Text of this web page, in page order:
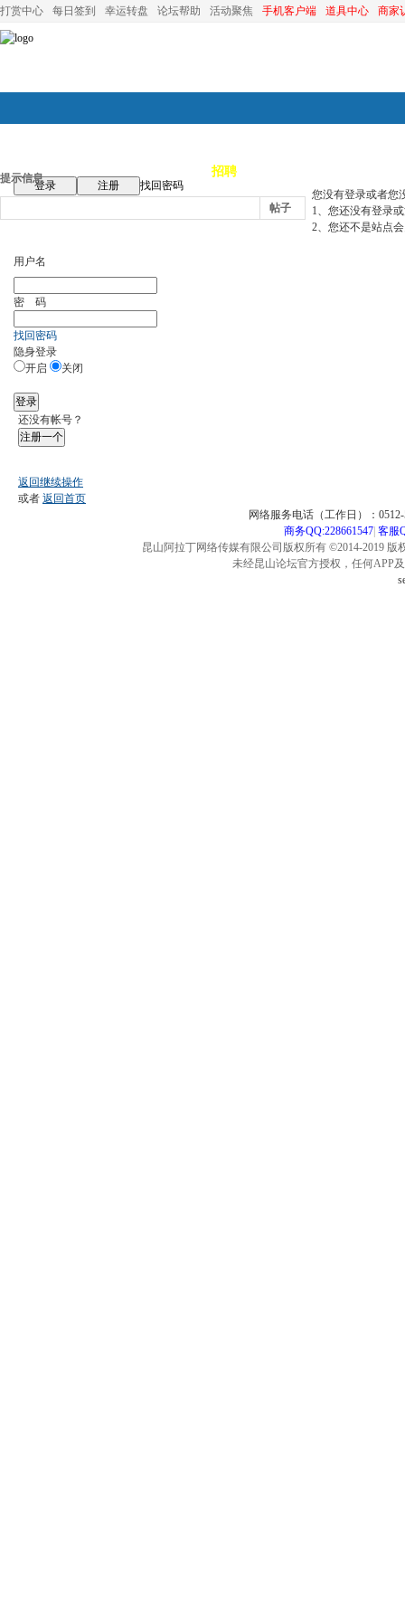
打赏中心 每日签到 幸运转盘 论坛帮助 活动聚焦 手机客户端 道具中心 商家
论坛首页 招聘
登录 注册
找回密码
帖子
提示信息
您没有登录或者您
1、您还没有登录
2、您还不是站点
用户名
密 码
找回密码
隐身登录
开启
关闭
登录
还没有帐号？
注册一个
返回继续操作
或者 返回首页
网络服务电话（工作日）：
商务QQ:228661547| 客服
昆山阿拉丁网络传媒有限公司版权所有 ©2014-2019
未经昆山论坛官方授权，任何APP